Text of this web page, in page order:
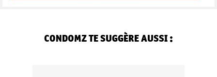
CONDOMZ TE SUGGÈRE AUSSI :